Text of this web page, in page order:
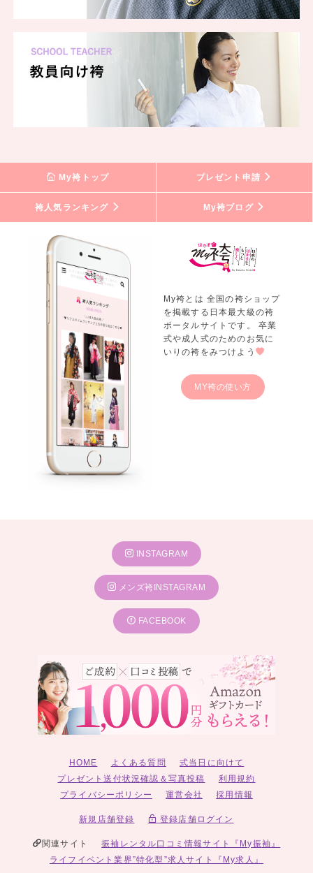
My袴トップ プレゼント申請
袴人気ランキング My袴ブログ
My袴とは 全国の袴ショップ
を掲載する日本最大級の袴
ポータルサイトです。 卒業
式や成人式のためのお気に
いりの袴をみつけよう
MY袴の使い方
INSTAGRAM
メンズ袴INSTAGRAM
FACEBOOK
HOME よくある質問
式当日に向けて
プレゼント送付状況確認＆写真投稿
利用規約
プライバシーポリシー
運営会社 採用情報
新規店舗登録 登録店舗ログイン
関連サイト
振袖レンタル口コミ情報サイト『My振袖』
ライフイベント業界”特化型”求人サイト『My求人』